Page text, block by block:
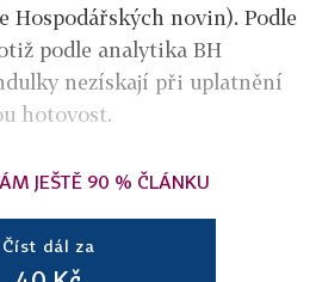
Hospodářských novin). Podle
podle analytika BH
nezískají při uplatnění
hotovost.
JEŠTĚ 90 % ČLÁNKU
Číst dál za